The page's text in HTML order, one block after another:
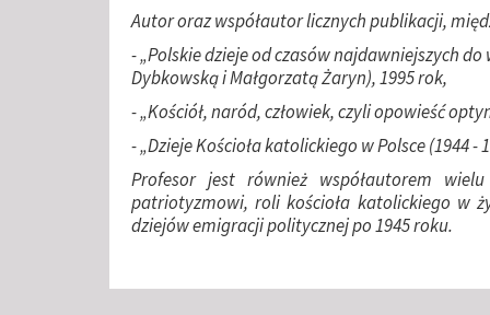
Autor oraz współautor licznych publikacji,
- „Polskie dzieje od czasów najdawniejszych
Dybkowską i Małgorzatą Żaryn), 1995 rok,
- „Kościół, naród, człowiek, czyli opowieść
- „Dzieje Kościoła katolickiego w Polsce (1944 -
Profesor jest również współautorem
patriotyzmowi, roli kościoła katolickiego w
dziejów emigracji politycznej po 1945 roku.